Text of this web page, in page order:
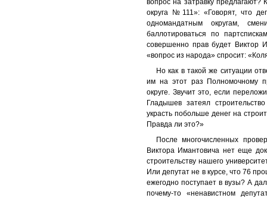
вопрос на затравку предлагают?
округа №111»: «Говорят, что
одномандатным округам,
баллотироваться по
совершенно прав будет Виктор
«вопрос из народа» спросит:
Но как в такой же ситуации
им на этот раз Полномочному
округе. Звучит это, если
Гладышев затеял
украсть побольше денег на
Правда ли это?»
После многочисленных
Виктора Имантовича нет еще
строительству нашего
Или депутат не в курсе, что 76
ежегодно поступает в вузы? А
почему-то «ненавистном